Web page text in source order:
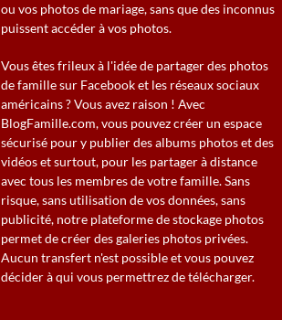
ou vos photos de mariage, sans que des inconnus
puissent accéder à vos photos.
Vous êtes frileux à l'idée de partager des photos
de famille sur Facebook et les réseaux sociaux
américains ? Vous avez raison ! Avec
BlogFamille.com, vous pouvez créer un espace
sécurisé pour y publier des albums photos et des
vidéos et surtout, pour les partager à distance
avec tous les membres de votre famille. Sans
risque, sans utilisation de vos données, sans
publicité, notre plateforme de stockage photos
permet de créer des galeries photos privées.
Aucun transfert n'est possible et vous pouvez
décider à qui vous permettrez de télécharger.